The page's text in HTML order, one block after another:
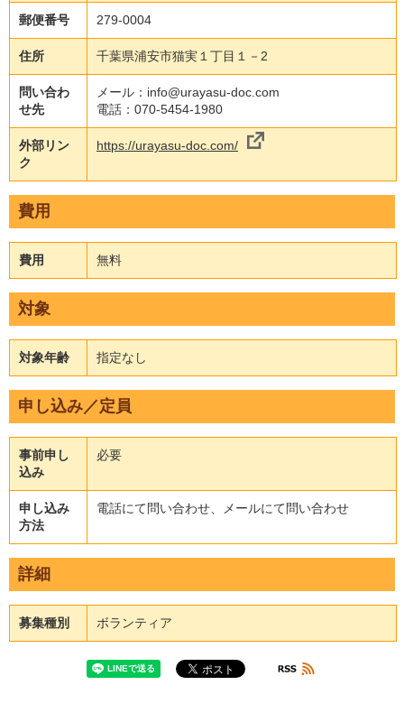
郵便番号 279-0004
住所 千葉県浦安市猫実１丁目１－2
問い合わ
せ先
メール：info@urayasu-doc.com
電話：070-5454-1980
外部リン
ク
https://urayasu-doc.com/
費用
費用 無料
対象
対象年齢 指定なし
申し込み／定員
事前申し
込み
必要
申し込み
方法
電話にて問い合わせ、メールにて問い合わせ
詳細
募集種別 ボランティア